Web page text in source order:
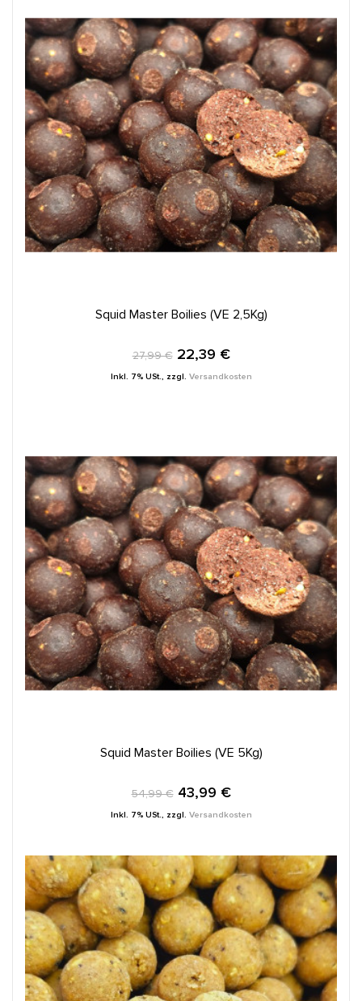
IN DEN WARENKORB
Squid Master Boilies (VE 2,5Kg)
27,99 € 22,39 €
Inkl. 7% USt., zzgl. Versandkosten
IN DEN WARENKORB
Squid Master Boilies (VE 5Kg)
54,99 € 43,99 €
Inkl. 7% USt., zzgl. Versandkosten